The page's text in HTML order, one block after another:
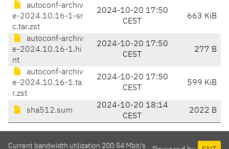
autoconf-archiv
e-2024.10.16-1-sr
c.tar.zst
2024-10-20 17:50
CEST
663 KiB
autoconf-archiv
e-2024.10.16-1.hi
nt
2024-10-20 17:50
CEST
277 B
autoconf-archiv
e-2024.10.16-1.ta
r.zst
2024-10-20 17:50
CEST
599 KiB
sha512.sum
2024-10-20 18:14
CEST
2022 B
Current bandwidth utilization 200.54 Mbit/s